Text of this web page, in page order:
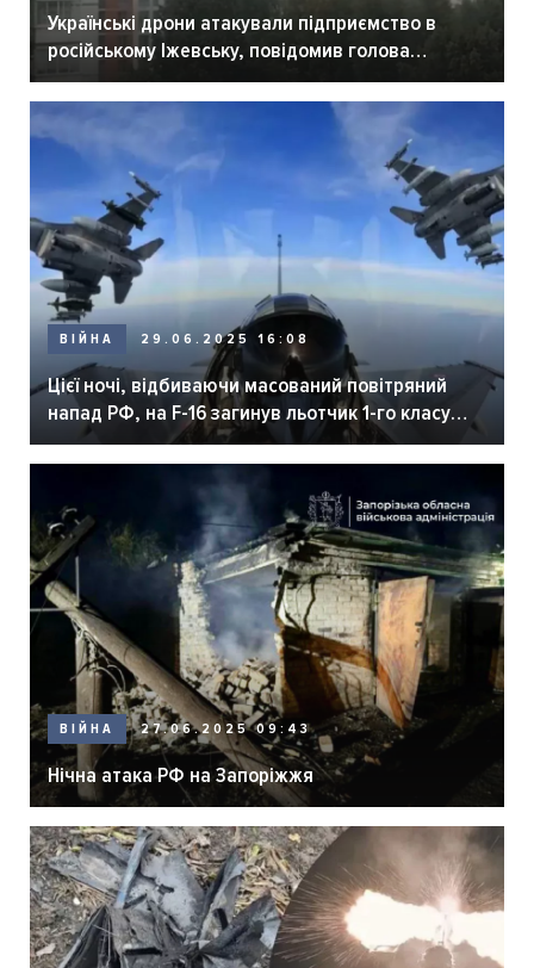
Українські дрони атакували підприємство в
російському Іжевську, повідомив голова
Удмуртії Бречалов. Каже, що є постраждалі
ВІЙНА 29.06.2025 16:08
Цієї ночі, відбиваючи масований повітряний
напад РФ, на F-16 загинув льотчик 1-го класу
Максим Устименко 1993 р.н, — Повітряні сили
ВІЙНА 27.06.2025 09:43
Нічна атака РФ на Запоріжжя